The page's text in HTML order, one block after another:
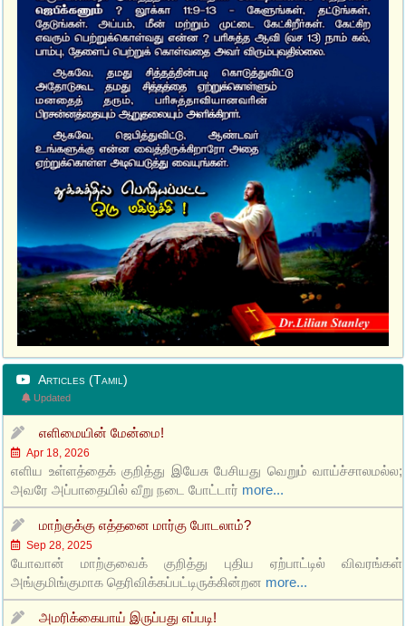
Articles (Tamil)
Updated
எளிமையின் மேன்மை!
Apr 18, 2026
எளிய உள்ளத்தைக் குறித்து இயேசு பேசியது வெறும் வாய்ச்சாலமல்ல;
அவரே அப்பாதையில் வீறு நடை போட்டார் more...
மாற்குக்கு எத்தனை மார்கு போடலாம்?
Sep 28, 2025
யோவான் மாற்குவைக் குறித்து புதிய ஏற்பாட்டில் விவரங்கள்
அங்குமிங்குமாக தெரிவிக்கப்பட்டிருக்கின்றன more...
அமரிக்கையாய் இருப்பது எப்படி!